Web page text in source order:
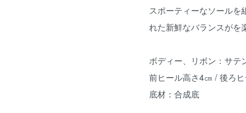
スポーティーなソールを
れた新鮮なバランスがを
ボディー、リボン：サテ
前ヒール高さ4㎝ / 後ろ
底材：合成底